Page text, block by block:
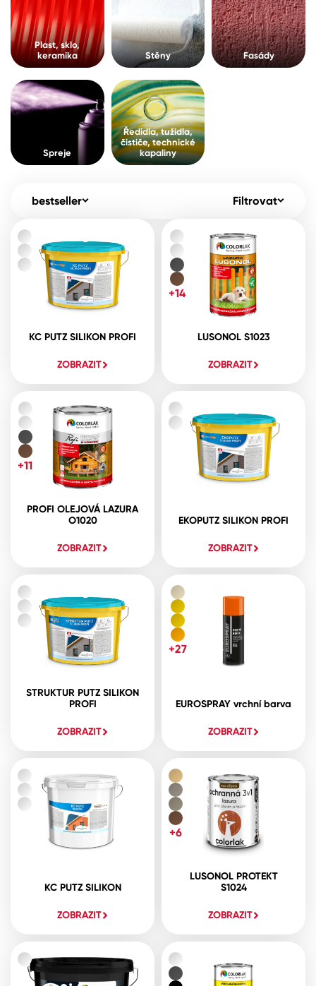
Pro akcionáře O společnosti
Kontakty
B2B +420 800 145 555
Česko
Slovensko Polsko
Spreje
Ředidla, tužidla, čističe, technické
kapaliny
Plast, sklo,
keramika
Stěny Fasády
Spreje
Ředidla, tužidla,
čističe, technické
kapaliny
bestseller Filtrovat
KC PUTZ SILIKON PROFI
ZOBRAZIT
LUSONOL S1023
ZOBRAZIT
+14
PROFI OLEJOVÁ LAZURA
O1020
ZOBRAZIT
+11
EKOPUTZ SILIKON PROFI
ZOBRAZIT
STRUKTUR PUTZ SILIKON
PROFI
ZOBRAZIT
EUROSPRAY vrchní barva
ZOBRAZIT
+27
KC PUTZ SILIKON
ZOBRAZIT
LUSONOL PROTEKT
S1024
ZOBRAZIT
+6